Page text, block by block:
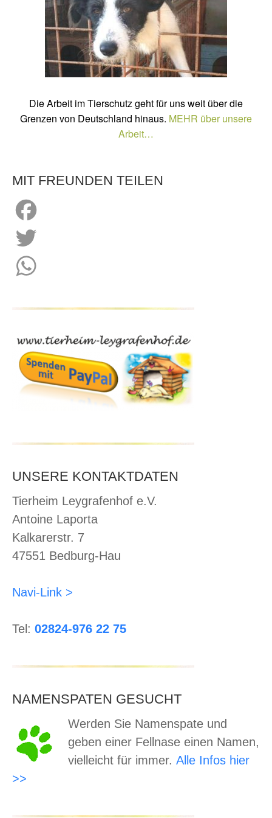
Menschen. Wer unsere anstehenden
Spendenfahrten unterstützen möchte, kann dies
gerne per PayPal oder Banküberweisung tun. Per
Banküberweisung auf unser Vereinskonto Tierheim
Leygrafenhof e.V. Volksbank Kleverland IBAN:
DE52 324604220205938010 BIC: GENODED1KLL
angeben. Ebenso ist es möglich per PayPal zu
spenden.
Die Arbeit im Tierschutz geht für uns weit über die
Grenzen von Deutschland hinaus. MEHR über unsere
Arbeit…
MIT FREUNDEN TEILEN
Facebook
Twitter
UNSERE KONTAKTDATEN
Tierheim Leygrafenhof e.V.
Antoine Laporta
Kalkarerstr. 7
47551 Bedburg-Hau
Navi-Link >
Tel: 02824-976 22 75
NAMENSPATEN GESUCHT
Werden Sie Namenspate und
geben einer Fellnase einen Namen,
vielleicht für immer. Alle Infos hier
>>